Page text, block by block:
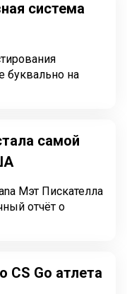
система
буквально на
самой
Мэт Пискателла
отчёт о
CS Go атлета